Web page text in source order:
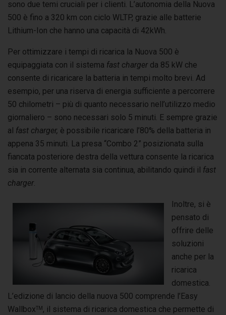
sono due temi cruciali per i clienti. L’autonomia della Nuova
500 è fino a 320 km con ciclo WLTP, grazie alle batterie
Lithium-Ion che hanno una capacità di 42kWh.
Per ottimizzare i tempi di ricarica la Nuova 500 è
equipaggiata con il sistema fast chargerda 85 kW che
consente di ricaricare la batteria in tempi molto brevi. Ad
esempio, per una riserva di energia sufficiente a percorrere
50 chilometri – più di quanto necessario nell’utilizzo medio
giornaliero – sono necessari solo 5 minuti. E sempre grazie
al fast charger, è possibile ricaricare l’80% della batteria in
appena 35 minuti. La presa “Combo 2” posizionata sulla
fiancata posteriore destra della vettura consente la ricarica
sia in corrente alternata sia continua, abilitando quindi il fast
charger.
Inoltre, si è
pensato di
offrire delle
soluzioni
anche per la
ricarica
domestica.
L’edizione di lancio della nuova 500 comprende l’Easy
WallboxTM , il sistema di ricarica domestica che permette di